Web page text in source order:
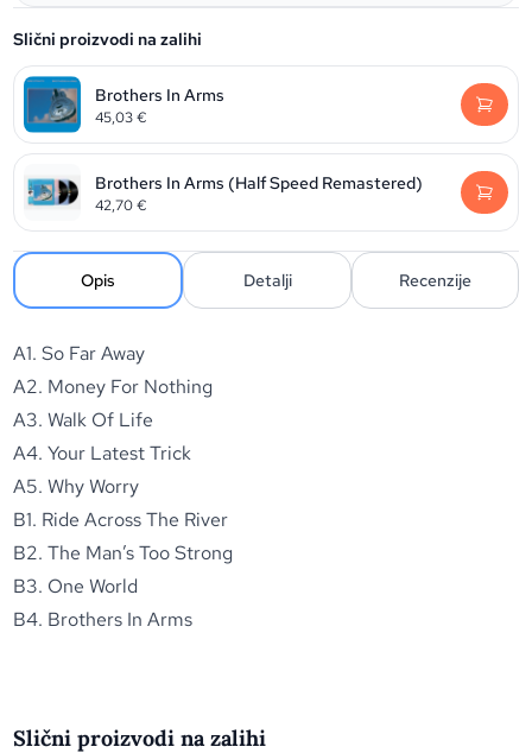
Slični proizvodi na zalihi
Brothers In Arms
45,03€
Brothers In Arms (Half Speed Remastered)
42,70€
Opis Detalji Recenzije
A1. So Far Away
A2. Money For Nothing
A3. Walk Of Life
A4. Your Latest Trick
A5. Why Worry
B1. Ride Across The River
B2. The Man’s Too Strong
B3. One World
B4. Brothers In Arms
Slični proizvodi na zalihi